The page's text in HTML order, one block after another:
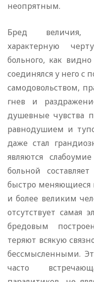
неопрятным.
Бред величия,
характерную
больного, как
соединялся у него
самодовольством,
гнев и
душевные чувства
равнодушием и
даже стал
являются
больной
быстро меняющиеся
и более великим
отсутствует самая
бредовым
теряют всякую
бессмысленными.
часто